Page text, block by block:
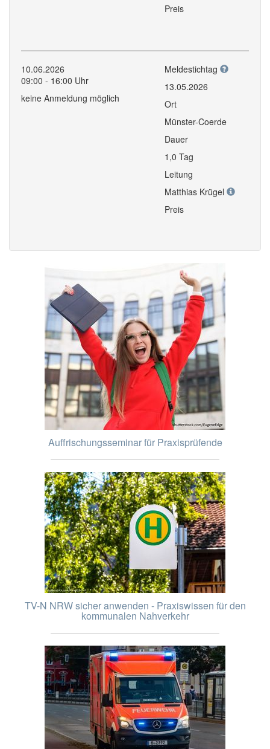
Preis
10.06.2026
09:00 - 16:00 Uhr
keine Anmeldung möglich
Meldestichtag
13.05.2026
Ort
Münster-Coerde
Dauer
1,0 Tag
Leitung
Matthias Krügel
Preis
Auffrischungsseminar für Praxisprüfende
TV-N NRW sicher anwenden - Praxiswissen für den
kommunalen Nahverkehr